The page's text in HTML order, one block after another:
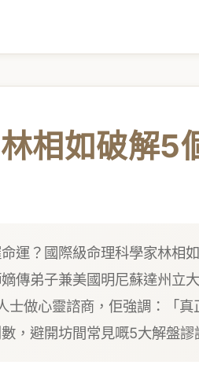
相如破解5
運？國際級命理科學家林相
傳弟子兼美國明尼蘇達州立
做心靈諮商，佢強調：「
，避開坊間常見嘅5大解盤謬